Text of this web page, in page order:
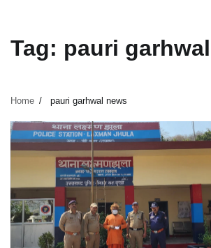
Tag: pauri
Home pauri garhwal news